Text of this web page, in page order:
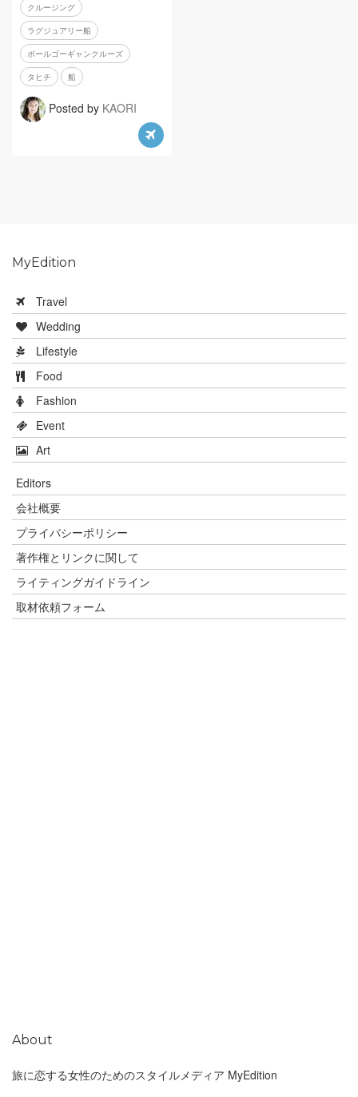
クルージング
ラグジュアリー船
ポールゴーギャンクルーズ
タヒチ 船
Posted by KAORI
MyEdition
Travel
Wedding
Lifestyle
Food
Fashion
Event
Art
Editors
会社概要
プライバシーポリシー
著作権とリンクに関して
ライティングガイドライン
取材依頼フォーム
About
旅に恋する女性のためのスタイルメディア MyEdition